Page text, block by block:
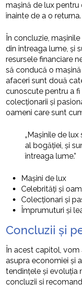
mașină de lux
înainte de a o returna.
În concluzie,
din întreaga lume, și
resursele financiare
să conducă o
afaceri sunt două
cunoscute pentru a fi
colecționarii și
oameni care sunt
„Mașinile de
al bogăției, și
întreaga lume.”
Mașini de lux
Celebrități și
Colecționari și
Împrumuturi și
Concluzii și
În acest capitol,
asupra economiei și
tendințele și evoluția
concluzii și